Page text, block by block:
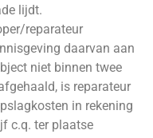
lijdt.
reparateur
daarvan aan
niet binnen twee
is reparateur
in rekening
c.q. ter plaatse